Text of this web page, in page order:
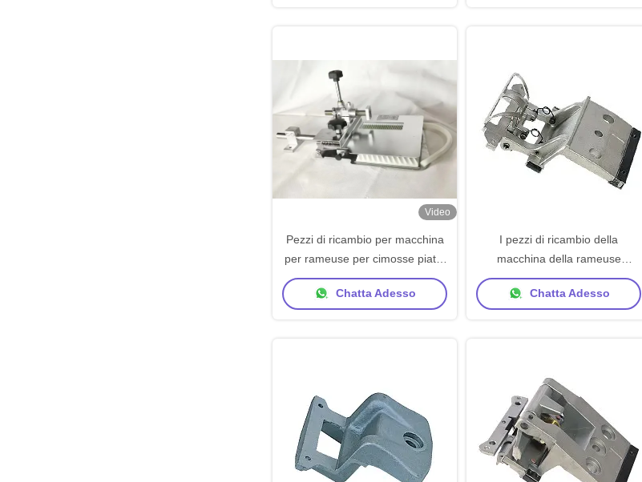
Video
Pezzi di ricambio per macchina
per rameuse per cimosse piatte
a quattro dita Tre dita
Chatta Adesso
I pezzi di ricambio della
macchina della rameuse
Monforts lega di alluminio del
supporto di perno della rameuse
Chatta Adesso